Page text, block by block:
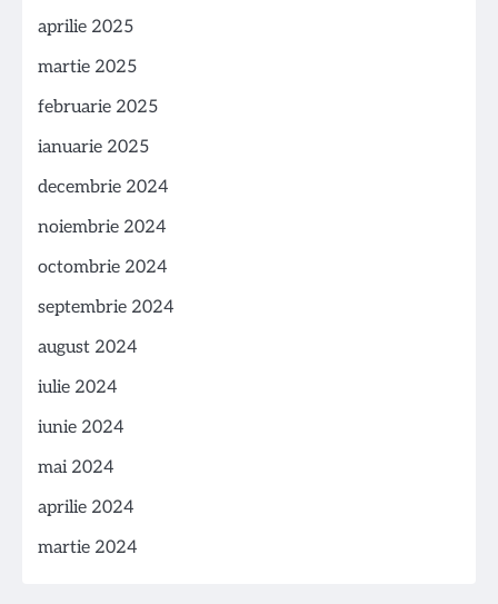
aprilie 2025
martie 2025
februarie 2025
ianuarie 2025
decembrie 2024
noiembrie 2024
octombrie 2024
septembrie 2024
august 2024
iulie 2024
iunie 2024
mai 2024
aprilie 2024
martie 2024